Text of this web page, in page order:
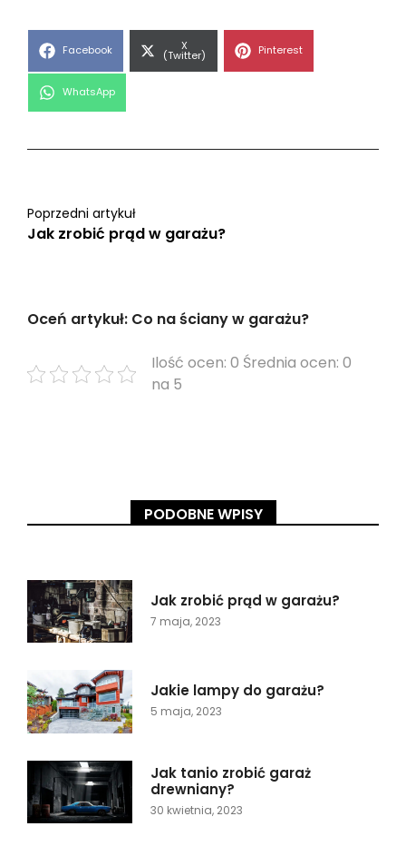
Share
Facebook Share
on
X
(Twitter) Share
Pinterest
Share
WhatsApp
Poprzedni artykuł
Jak zrobić prąd w garażu?
Oceń artykuł: Co na ściany w garażu?
Ilość ocen: 0 Średnia ocen: 0
na 5
PODOBNE WPISY
Jak zrobić prąd w garażu?
7 maja, 2023
Jakie lampy do garażu?
5 maja, 2023
Jak tanio zrobić garaż
drewniany?
30 kwietnia, 2023